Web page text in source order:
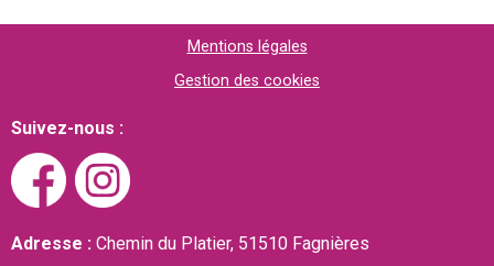
Mentions légales
Gestion des cookies
Suivez-nous :
Adresse : Chemin du Platier, 51510 Fagnières